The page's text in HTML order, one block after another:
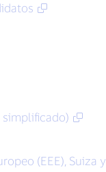
(EEE), Suiza